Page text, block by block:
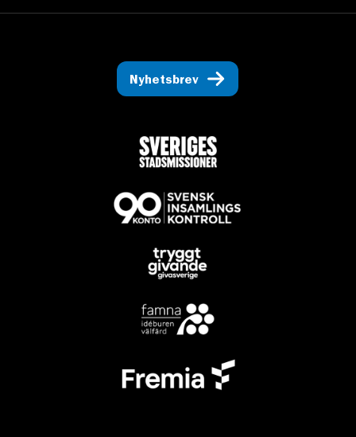
Nyhetsbrev